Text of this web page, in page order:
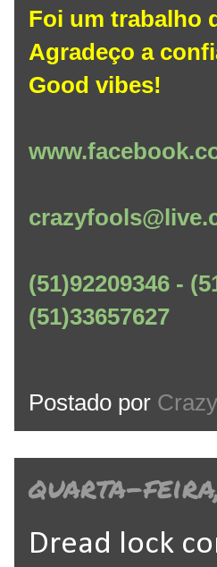
Foi um trabalho
Agradeço a
Good vibes!
(51)92209346 -
(51)33657627
Postado por
quarta-
Dread lock